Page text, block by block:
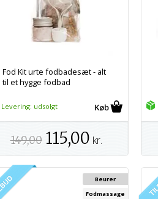
Fod Kit urte fodbadesæt - alt
til et hygge fodbad
Levering: udsolgt
149,00 115,00 kr.
Beurer
Fodmassage